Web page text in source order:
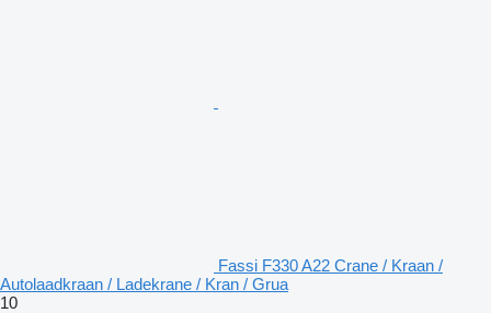
Fassi F330 A22 Crane / Kraan /
Autolaadkraan / Ladekrane / Kran / Grua
10